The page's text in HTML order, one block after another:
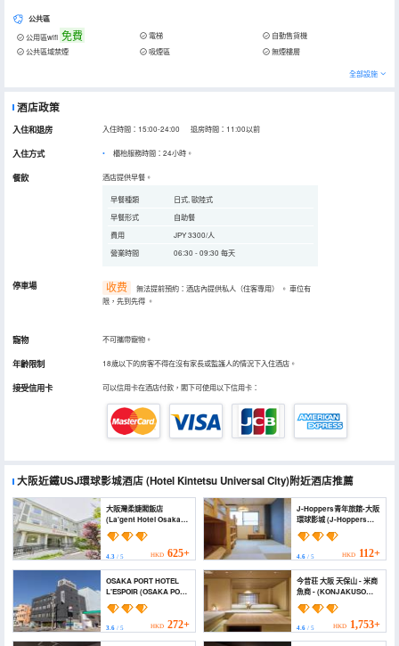
公共區
公用區wifi 免費 電梯
自動售貨機
公共區域禁煙
吸煙區 無煙樓層
全部設施
酒店政策
入住和退房 入住時間：15:00-24:00 退房時間：11:00以前
入住方式 櫃枱服務時間：24小時。
餐飲 酒店提供早餐。
早餐種類
日式, 歐陸式
早餐形式
自助餐
費用
JPY 3300/人
營業時間
06:30 - 09:30 每天
停車場 收费 無法提前預約：酒店內提供私人（住客專用） 。 車位有
限，先到先得 。
寵物 不可攜帶寵物。
年齡限制 18歲以下的房客不得在沒有家長或監護人的情況下入住酒店。
接受信用卡 可以信用卡在酒店付款，閣下可使用以下信用卡：
大阪近鐵USJ環球影城酒店(Hotel Kintetsu Universal City)附近酒店推薦
大阪灣柔婕閣飯店
(La'gent Hotel Osaka
Bay)
4.3 / 5 HKD 625+
J-Hoppers青年旅館-大阪
環球影城 (J-Hoppers
Osaka Universal -
Hostel)
4.6/ 5 HKD 112+
OSAKA PORT HOTEL
L'ESPOIR (OSAKA PORT
HOTEL L'ESPOIR)
3.6 / 5 HKD 272+
今昔荘 大阪 天保山 - 米商
魚商 - (KONJAKUSO
Osaka Tempozan
KOMESHOU UOSHOU)
4.6/ 5 HKD 1,753+